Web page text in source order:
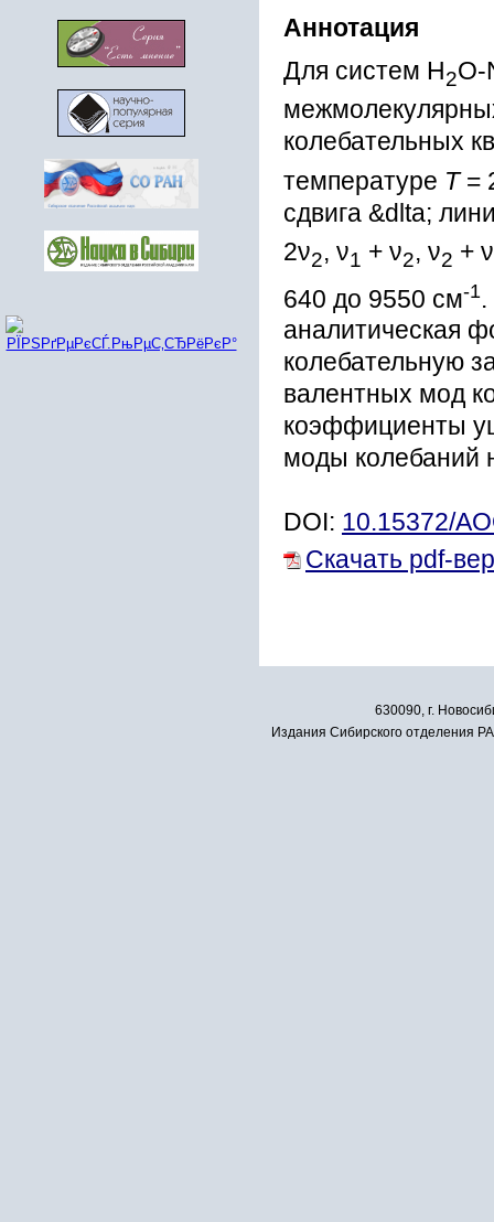
Аннотация
Для систем H2O-
колебательных
температуре Т=
сдвига &dlta;
2ν2, ν1 + ν2, ν2 + ν
640 до 9550 см-1
аналитическая
колебательную
валентных мод
коэффициенты
моды колебаний
DOI: 10.15372/
Скачать pdf-
630090, г.
Издания Сибирского отделения